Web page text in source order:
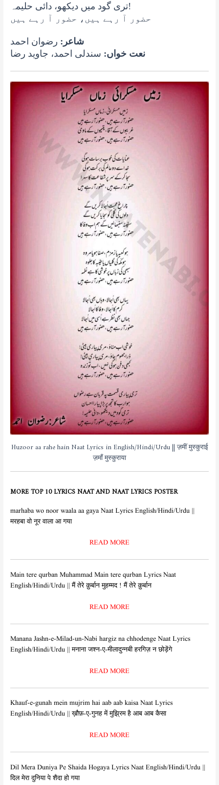
تری گود میں دیکھو، دائی حلیمہ!
حضور آ رہے ہیں، حضور آ رہے ہیں
شاعر: رضوان احمد
نعت خواں: سندلی احمد، جاوید رضا
Huzoor aa rahe hain Naat Lyrics in English/Hindi/Urdu || ज़मीं मुस्कुराई
ज़माँ मुस्कुराया
MORE TOP 10 LYRICS NAAT AND NAAT LYRICS POSTER
marhaba wo noor waala aa gaya Naat Lyrics English/Hindi/Urdu ||
मरहबा वो नूर वाला आ गया
READ MORE
Main tere qurban Muhammad Main tere qurban Lyrics Naat
English/Hindi/Urdu || मैं तेरे क़ुर्बान मुहम्मद ! मैं तेरे क़ुर्बान
READ MORE
Manana Jashn-e-Milad-un-Nabi hargiz na chhodenge Naat Lyrics
English/Hindi/Urdu || मनाना जश्न-ए-मीलादुन्नबी हरगिज़ न छोड़ेंगे
READ MORE
Khauf-e-gunah mein mujrim hai aab aab kaisa Naat Lyrics
English/Hindi/Urdu || ख़ौफ़-ए-गुनह में मुझ्रिम है आब आब कैसा
READ MORE
Dil Mera Duniya Pe Shaida Hogaya Lyrics Naat English/Hindi/Urdu ||
दिल मेरा दुनिया पे शैदा हो गया